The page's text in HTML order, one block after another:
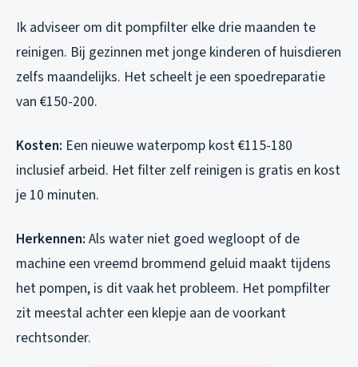
Ik adviseer om dit pompfilter elke drie maanden te
reinigen. Bij gezinnen met jonge kinderen of huisdieren
zelfs maandelijks. Het scheelt je een spoedreparatie
van €150-200.
Kosten: Een nieuwe waterpomp kost €115-180
inclusief arbeid. Het filter zelf reinigen is gratis en kost
je 10 minuten.
Herkennen: Als water niet goed wegloopt of de
machine een vreemd brommend geluid maakt tijdens
het pompen, is dit vaak het probleem. Het pompfilter
zit meestal achter een klepje aan de voorkant
rechtsonder.